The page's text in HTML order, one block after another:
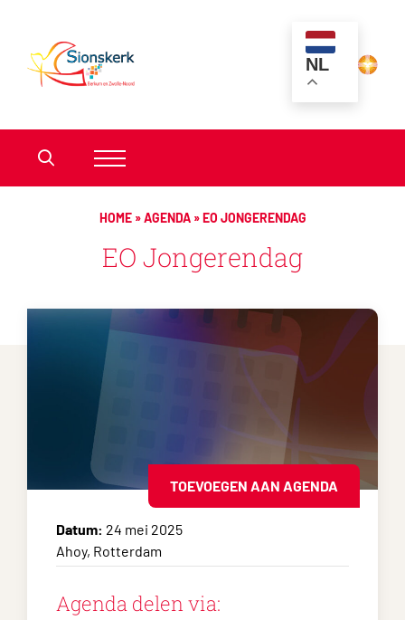
NL
HOME»AGENDA»EO JONGERENDAG
EO Jongerendag
TOEVOEGEN AAN AGENDA
Datum: 24 mei 2025
Ahoy, Rotterdam
Agenda delen via: